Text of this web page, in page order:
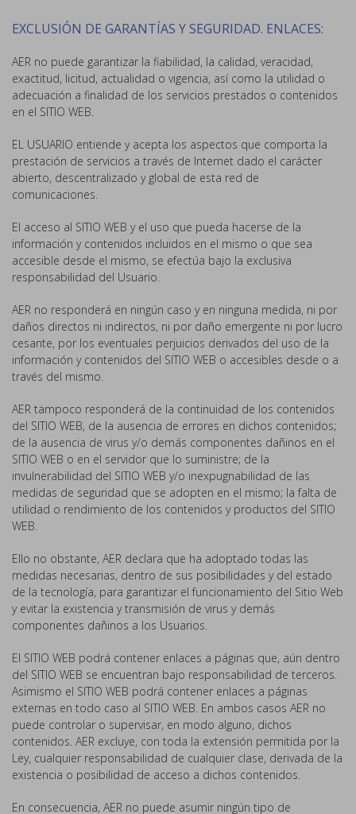
EXCLUSIÓN DE GARANTÍAS Y SEGURIDAD. ENLACES:
AER no puede garantizar la fiabilidad, la calidad, veracidad,
exactitud, licitud, actualidad o vigencia, así como la utilidad o
adecuación a finalidad de los servicios prestados o contenidos
en el SITIO WEB.
EL USUARIO entiende y acepta los aspectos que comporta la
prestación de servicios a través de Internet dado el carácter
abierto, descentralizado y global de esta red de
comunicaciones.
El acceso al SITIO WEB y el uso que pueda hacerse de la
información y contenidos incluidos en el mismo o que sea
accesible desde el mismo, se efectúa bajo la exclusiva
responsabilidad del Usuario.
AER no responderá en ningún caso y en ninguna medida, ni por
daños directos ni indirectos, ni por daño emergente ni por lucro
cesante, por los eventuales perjuicios derivados del uso de la
información y contenidos del SITIO WEB o accesibles desde o a
través del mismo.
AER tampoco responderá de la continuidad de los contenidos
del SITIO WEB, de la ausencia de errores en dichos contenidos;
de la ausencia de virus y/o demás componentes dañinos en el
SITIO WEB o en el servidor que lo suministre; de la
invulnerabilidad del SITIO WEB y/o inexpugnabilidad de las
medidas de seguridad que se adopten en el mismo; la falta de
utilidad o rendimiento de los contenidos y productos del SITIO
WEB.
Ello no obstante, AER declara que ha adoptado todas las
medidas necesarias, dentro de sus posibilidades y del estado
de la tecnología, para garantizar el funcionamiento del Sitio Web
y evitar la existencia y transmisión de virus y demás
componentes dañinos a los Usuarios.
El SITIO WEB podrá contener enlaces a páginas que, aún dentro
del SITIO WEB se encuentran bajo responsabilidad de terceros.
Asimismo el SITIO WEB podrá contener enlaces a páginas
externas en todo caso al SITIO WEB. En ambos casos AER no
puede controlar o supervisar, en modo alguno, dichos
contenidos. AER excluye, con toda la extensión permitida por la
Ley, cualquier responsabilidad de cualquier clase, derivada de la
existencia o posibilidad de acceso a dichos contenidos.
En consecuencia, AER no puede asumir ningún tipo de